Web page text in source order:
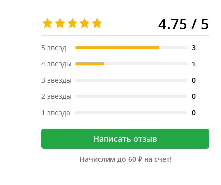
4.75 / 5
5 звезд
3
4 звезды
1
3 звезды
0
2 звезды
0
1 звезда
0
Написать отзыв
Начислим до 60 ₽ на счет!